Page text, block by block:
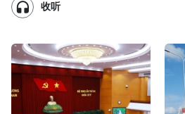
收听